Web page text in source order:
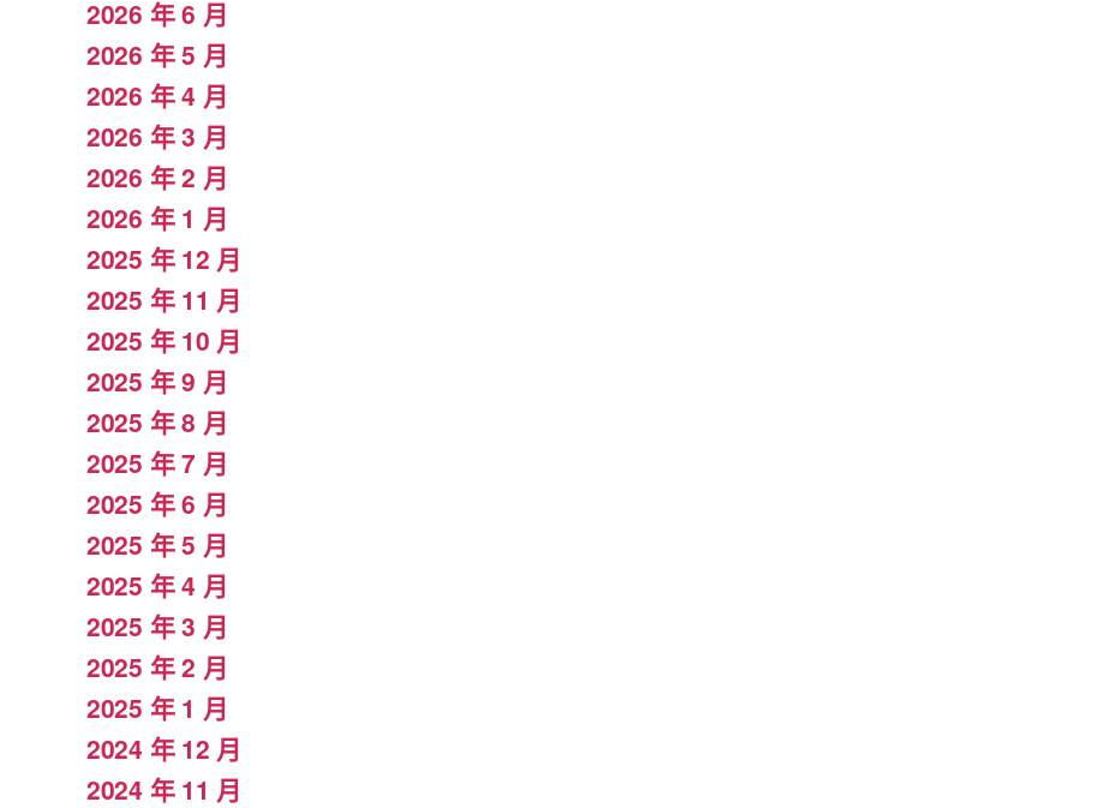
2026 年 6 月
2026 年 5 月
2026 年 4 月
2026 年 3 月
2026 年 2 月
2026 年 1 月
2025 年 12 月
2025 年 11 月
2025 年 10 月
2025 年 9 月
2025 年 8 月
2025 年 7 月
2025 年 6 月
2025 年 5 月
2025 年 4 月
2025 年 3 月
2025 年 2 月
2025 年 1 月
2024 年 12 月
2024 年 11 月